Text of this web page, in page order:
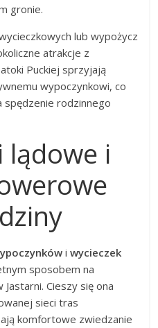
gronie.
lub wypożycz
atrakcje z
Puckiej sprzyjają
wypoczynkowi, co
spędzenie rodzinnego
lądowe i
iwycieczek
sposobem na
Cieszy się ona
sieci tras
komfortowe zwiedzanie